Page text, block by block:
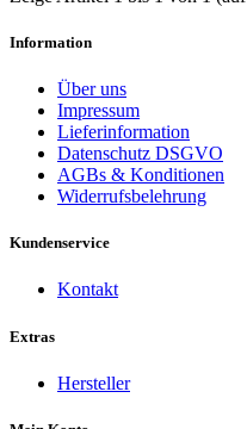
Information
Über uns
Impressum
Lieferinformation
Datenschutz DSGVO
AGBs & Konditionen
Widerrufsbelehrung
Kundenservice
Kontakt
Extras
Hersteller